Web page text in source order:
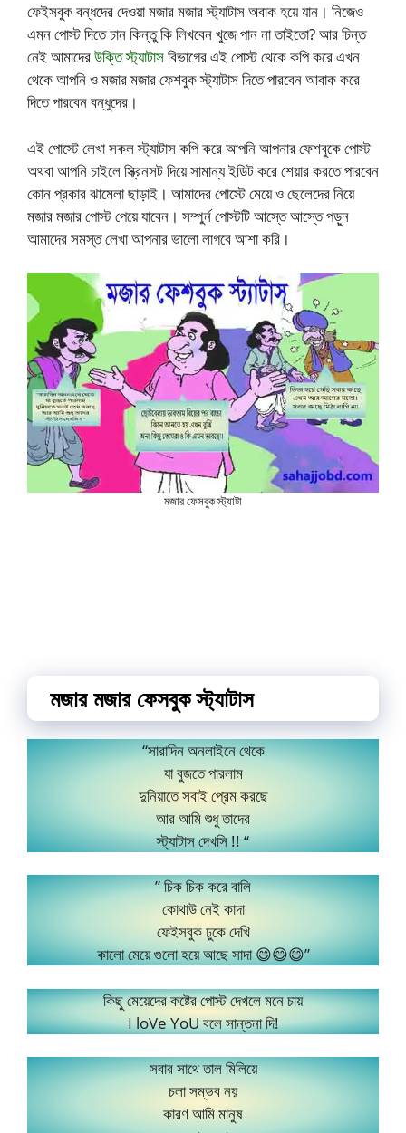
ফেইসবুক বন্ধদের দেওয়া মজার মজার স্ট্যাটাস অবাক হয়ে যান। নিজেও
এমন পোস্ট দিতে চান কিন্তু কি লিখবেন খুজে পান না তাইতো? আর চিন্ত
নেই আমাদেরউক্তি স্ট্যাটাসবিভাগের এই পোস্ট থেকে কপি করে এখন
থেকে আপনি ও মজার মজার ফেশবুক স্ট্যাটাস দিতে পারবেন আবাক করে
দিতে পারবেন বন্ধুদের।
এই পোস্টে লেখা সকল স্ট্যাটাস কপি করে আপনি আপনার ফেশবুকে পোস্ট
অথবা আপনি চাইলে স্ক্রিনসট দিয়ে সামান্য ইডিট করে শেয়ার করতে পারবেন
কোন প্রকার ঝামেলা ছাড়াই। আমাদের পোস্টে মেয়ে ও ছেলেদের নিয়ে
মজার মজার পোস্ট পেয়ে যাবেন। সম্পুর্ন পোস্টটি আস্তে আস্তে পড়ুন
আমাদের সমস্ত লেখা আপনার ভালো লাগবে আশা করি।
মজার ফেসবুক স্ট্যাটা
মজার মজার ফেসবুক স্ট্যাটাস
“সারাদিন অনলাইনে থেকে
যা বুজতে পারলাম
দুনিয়াতে সবাই প্রেম করছে
আর আমি শুধু তাদের
স্ট্যাটাস দেখসি !! “
” চিক চিক করে বালি
কোথাউ নেই কাদা
ফেইসবুক ঢুকে দেখি
কালো মেয়ে গুলো হয়ে আছে সাদা 😄😄😄”
কিছু মেয়েদের কষ্টের পোস্ট দেখলে মনে চায়
I loVe YoU বলে সান্তনা দি!
সবার সাথে তাল মিলিয়ে
চলা সম্ভব নয়
কারণ আমি মানুষ